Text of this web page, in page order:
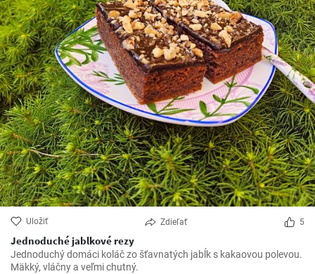
Uložiť Zdieľať 5
Jednoduché jablkové rezy
Jednoduchý domáci koláč zo šťavnatých jabĺk s kakaovou polevou.
Mäkký, vláčny a veľmi chutný.